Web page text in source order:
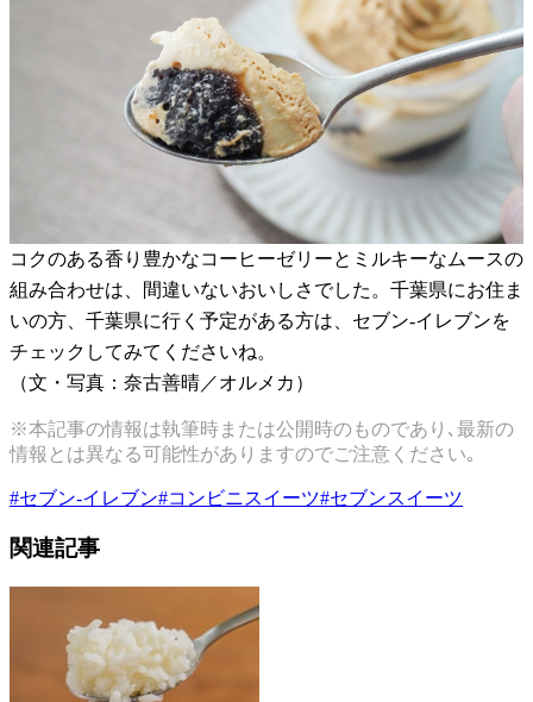
コクのある香り豊かなコーヒーゼリーとミルキーなムースの
組み合わせは、間違いないおいしさでした。千葉県にお住ま
いの方、千葉県に行く予定がある方は、セブン-イレブンを
チェックしてみてくださいね。
（文・写真：奈古善晴／オルメカ）
※本記事の情報は執筆時または公開時のものであり､最新の
情報とは異なる可能性がありますのでご注意ください｡
#セブン-イレブン#コンビニスイーツ#セブンスイーツ
関連記事